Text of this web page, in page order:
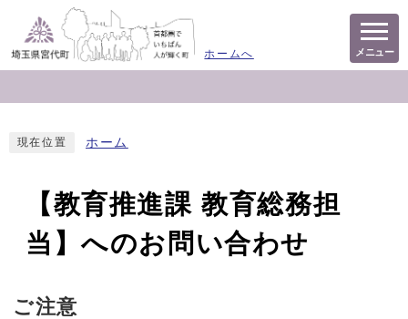
ホームへ メニュー
現在位置 ホーム
【教育推進課 教育総務担
当】へのお問い合わせ
ご注意